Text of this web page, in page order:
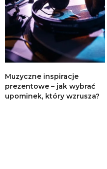
Muzyczne inspiracje
prezentowe – jak wybrać
upominek, który wzrusza?